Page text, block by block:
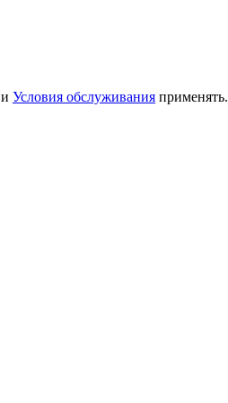
и Условия обслуживания применять.